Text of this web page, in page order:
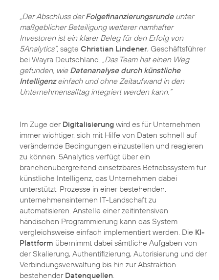
„Der Abschluss derFolgefinanzierungsrundeunter
maßgeblicher Beteiligung weiterer namhafter
Investoren ist ein klarer Beleg für den Erfolg von
5Analytics“, sagte Christian Lindener, Geschäftsführer
bei Wayra Deutschland.
„Das Team hat einen Weg
gefunden, wie Datenanalyse durch künstliche
Intelligenzeinfach und ohne Zeitaufwand in den
Unternehmensalltag integriert werden kann.“
Im Zuge der Digitalisierung wird es für Unternehmen
immer wichtiger, sich mit Hilfe von Daten schnell auf
verändernde Bedingungen einzustellen und reagieren
zu können. 5Analytics verfügt über ein
branchenübergreifend einsetzbares Betriebssystem für
künstliche Intelligenz, das Unternehmen dabei
unterstützt, Prozesse in einer bestehenden,
unternehmensinternen IT-Landschaft zu
automatisieren. Anstelle einer zeitintensiven
händischen Programmierung kann das System
vergleichsweise einfach implementiert werden. Die KI-
Plattform übernimmt dabei sämtliche Aufgaben von
der Skalierung, Authentifizierung, Autorisierung und der
Verbindungsverwaltung bis hin zur Abstraktion
bestehender Datenquellen